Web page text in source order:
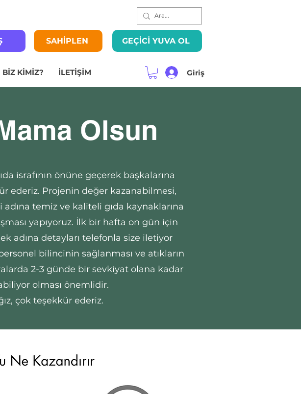
SAHİPLEN GEÇİCİ YUVA OL
BİZ KİMİZ? İLETİŞİM Giriş
Olsun
israfının önüne geçerek başkalarına
ederiz. Projenin değer kazanabilmesi,
temiz ve kaliteli gıda kaynaklarına
yapıyoruz. İlk bir hafta on gün için
adına detayları telefonla size iletiyor
bilincinin sağlanması ve atıkların
2-3 günde bir sevkiyat olana kadar
olması önemlidir.
çok teşekkür ederiz.